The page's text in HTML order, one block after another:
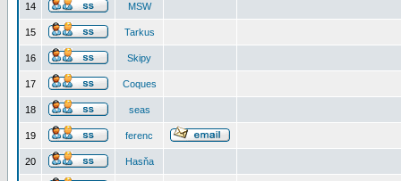
14 MSW
15 Tarkus
16 Skipy
17 Coques
18 seas
19 ferenc
20 Hasňa